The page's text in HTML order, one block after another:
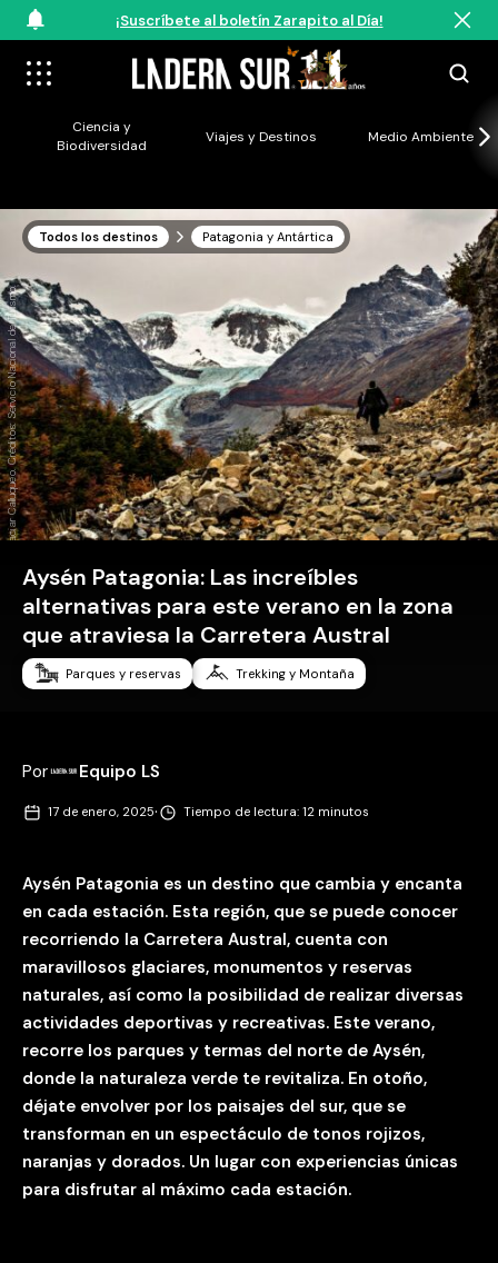
¡Suscríbete al boletín Zarapito al Día!
Ciencia y
Biodiversidad
Viajes y Destinos Medio Ambiente
Glaciar Calluqueo. Créditos: Servicio Nacional de Turismo.
Todos los destinos Patagonia y Antártica
Aysén Patagonia: Las increíbles
alternativas para este verano en la zona
que atraviesa la Carretera Austral
Parques y reservas Trekking y Montaña
Por Equipo LS
17 de enero, 2025· Tiempo de lectura: 12 minutos
Aysén Patagonia es un destino que cambia y encanta
en cada estación. Esta región, que se puede conocer
recorriendo la Carretera Austral, cuenta con
maravillosos glaciares, monumentos y reservas
naturales, así como la posibilidad de realizar diversas
actividades deportivas y recreativas. Este verano,
recorre los parques y termas del norte de Aysén,
donde la naturaleza verde te revitaliza. En otoño,
déjate envolver por los paisajes del sur, que se
transforman en un espectáculo de tonos rojizos,
naranjas y dorados. Un lugar con experiencias únicas
para disfrutar al máximo cada estación.